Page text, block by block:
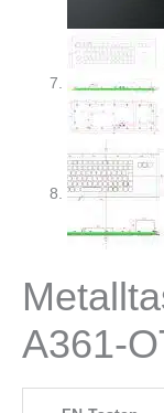
A361-